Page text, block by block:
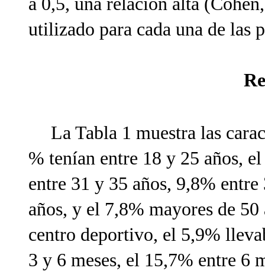
utilizado para cada una de las
La Tabla 1 muestra las
% tenían entre 18 y 25 años,
entre 31 y 35 años, 9,8%
años, y el 7,8% mayores de
centro deportivo, el 5,9%
3 y 6 meses, el 15,7% entre 6